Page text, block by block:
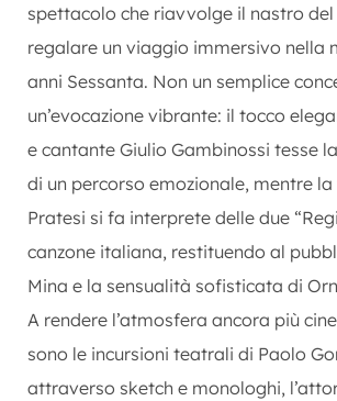
spettacolo che riavvolge il nastro
regalare un viaggio immersivo nella
anni Sessanta. Non un semplice
un’evocazione vibrante: il tocco
e cantante Giulio Gambinossi tesse
di un percorso emozionale, mentre la
Pratesi si fa interprete delle due
canzone italiana, restituendo al
Mina e la sensualità sofisticata di
A rendere l’atmosfera ancora più
sono le incursioni teatrali di Paolo
attraverso sketch e monologhi,